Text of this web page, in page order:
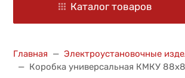
Каталог товаров
Главная Электроустановочные
Коробка универсальная КМКУ